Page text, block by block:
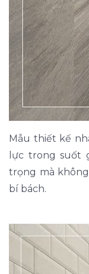
Mẫu thiết kế
lực trong suốt
trọng mà
bí bách.